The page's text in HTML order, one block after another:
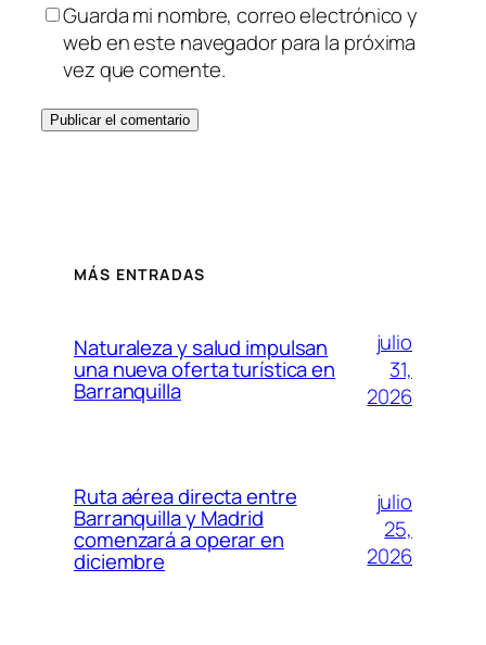
Guarda mi nombre, correo electrónico y
web en este navegador para la próxima
vez que comente.
MÁS ENTRADAS
Naturaleza y salud impulsan
una nueva oferta turística en
Barranquilla
julio
31,
2026
Ruta aérea directa entre
Barranquilla y Madrid
comenzará a operar en
diciembre
julio
25,
2026